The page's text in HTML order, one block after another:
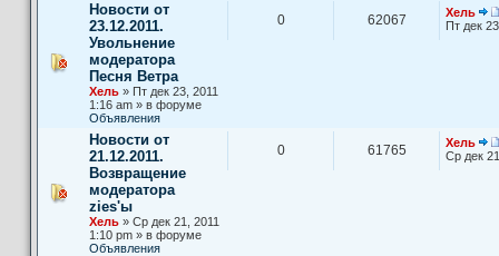
Новости от
23.12.2011.
Увольнение
модератора
Песня Ветра
Хель » Пт дек 23, 2011
1:16 am » в форуме
Объявления
0 62067
Хель
Пт дек
Новости от
21.12.2011.
Возвращение
модератора
zies'ы
Хель » Ср дек 21, 2011
1:10 pm » в форуме
Объявления
0 61765
Хель
Ср дек